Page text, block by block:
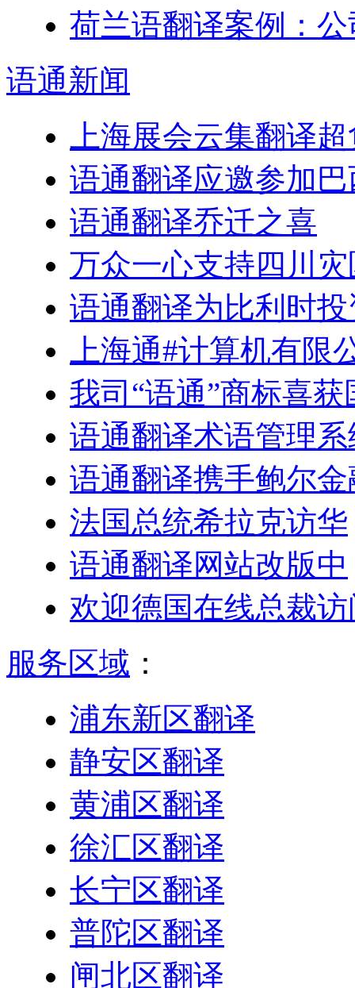
荷兰语翻译案例：
语通新闻
上海展会云集翻译
语通翻译应邀参加
语通翻译乔迁之喜
万众一心支持四川
语通翻译为比利时
上海通#计算机有限
我司“语通”商标喜
语通翻译术语管理
语通翻译携手鲍尔
法国总统希拉克访华
语通翻译网站改版中
欢迎德国在线总裁
服务区域 ：
浦东新区翻译
静安区翻译
黄浦区翻译
徐汇区翻译
长宁区翻译
普陀区翻译
闸北区翻译